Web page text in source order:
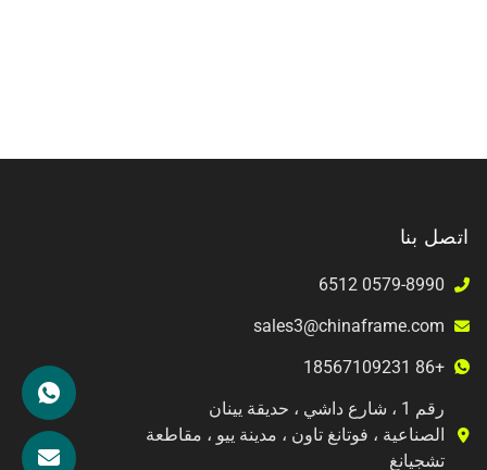
اتصل بنا
0579-8990 6512
sales3@chinaframe.com
+86 18567109231
رقم 1 ، شارع داشي ، حديقة يينان
الصناعية ، فوتانغ تاون ، مدينة ييو ، مقاطعة
تشجيانغ